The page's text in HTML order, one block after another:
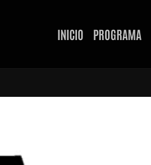
INICIO PROGRAMA